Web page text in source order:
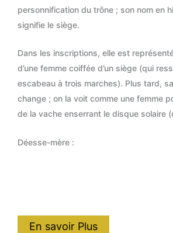
personnification du trône ; son nom en
signifie le siège.
Dans les inscriptions, elle est
d’une femme coiffée d’un siège (qui
escabeau à trois marches). Plus tard,
change ; on la voit comme une femme
de la vache enserrant le disque solaire
Déesse-mère :
En savoir Plus